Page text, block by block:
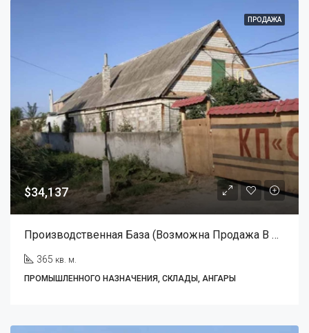
ПРОДАЖА
$34,137
Производственная База (Возможна Продажа В Рассрочку)
365 кв. м.
ПРОМЫШЛЕННОГО НАЗНАЧЕНИЯ, СКЛАДЫ, АНГАРЫ